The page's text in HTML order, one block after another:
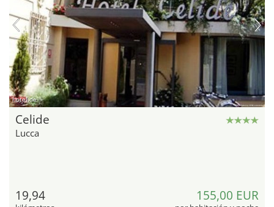
hotel.de
Celide
Lucca
19,94 155,00 EUR